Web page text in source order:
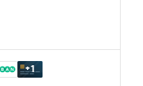
+1